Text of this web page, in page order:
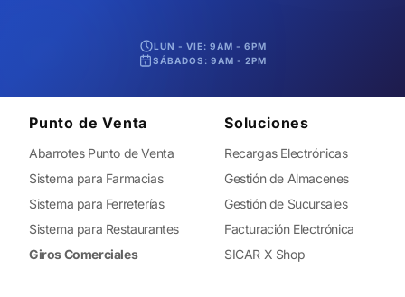
LUN - VIE: 9AM - 6PM
SÁBADOS: 9AM - 2PM
Punto de Venta
Abarrotes Punto de Venta
Sistema para Farmacias
Sistema para Ferreterías
Sistema para Restaurantes
Giros Comerciales
Soluciones
Recargas Electrónicas
Gestión de Almacenes
Gestión de Sucursales
Facturación Electrónica
SICAR X Shop